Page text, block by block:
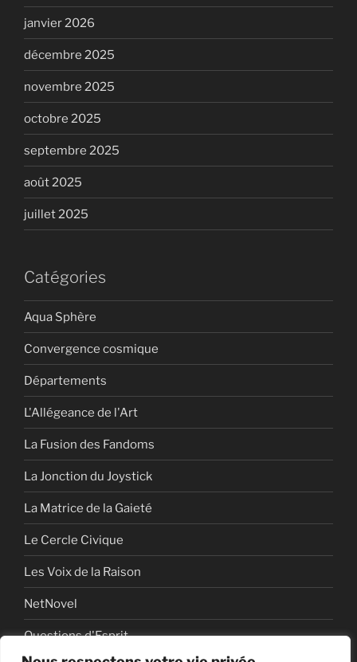
janvier 2026
décembre 2025
novembre 2025
octobre 2025
septembre 2025
août 2025
juillet 2025
Catégories
Aqua Sphère
Convergence cosmique
Départements
L'Allégeance de l'Art
La Fusion des Fandoms
La Jonction du Joystick
La Matrice de la Gaieté
Le Cercle Civique
Les Voix de la Raison
NetNovel
Questions d'Esprit